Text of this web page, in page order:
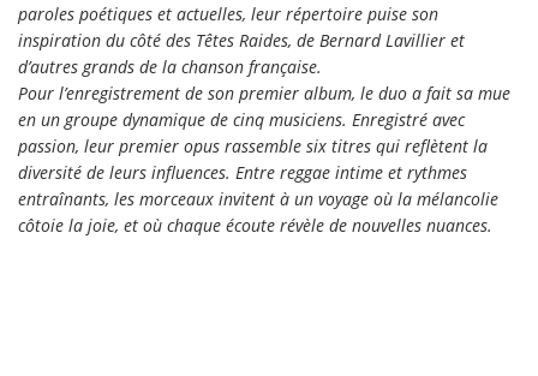
paroles poétiques et actuelles, leur répertoire puise son
inspiration du côté des Têtes Raides, de Bernard Lavillier et
d’autres grands de la chanson française.
Pour l’enregistrement de son premier album, le duo a fait sa mue
en un groupe dynamique de cinq musiciens. Enregistré avec
passion, leur premier opus rassemble six titres qui reflètent la
diversité de leurs influences. Entre reggae intime et rythmes
entraînants, les morceaux invitent à un voyage où la mélancolie
côtoie la joie, et où chaque écoute révèle de nouvelles nuances.